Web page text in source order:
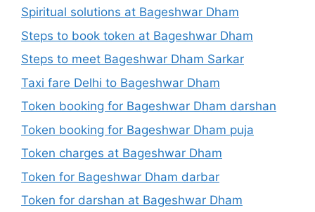
Spiritual solutions at Bageshwar Dham
Steps to book token at Bageshwar Dham
Steps to meet Bageshwar Dham Sarkar
Taxi fare Delhi to Bageshwar Dham
Token booking for Bageshwar Dham darshan
Token booking for Bageshwar Dham puja
Token charges at Bageshwar Dham
Token for Bageshwar Dham darbar
Token for darshan at Bageshwar Dham